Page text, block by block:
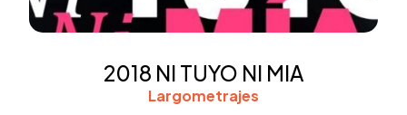
2018 NI TUYO NI MIA
Largometrajes